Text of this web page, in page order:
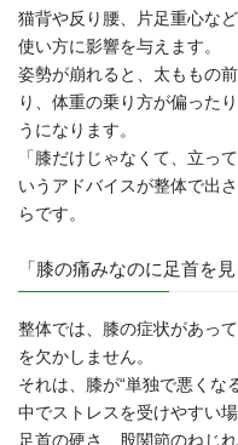
猫背や反り腰、片足重心な
使い方に影響を与えます。
姿勢が崩れると、太ももの
り、体重の乗り方が偏った
うになります。
「膝だけじゃなくて、立っ
いうアドバイスが整体で出
らです。
「膝の痛みなのに足首を
整体では、膝の症状があっ
を欠かしません。
それは、膝が“単独で悪くな
中でストレスを受けやすい場
足首の硬さ、股関節のねじ